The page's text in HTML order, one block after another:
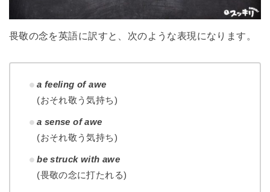
畏敬の念を英語に訳すと、次のような表現になります。
a feeling of awe
(おそれ敬う気持ち)
a sense of awe
(おそれ敬う気持ち)
be struck with awe
(畏敬の念に打たれる)